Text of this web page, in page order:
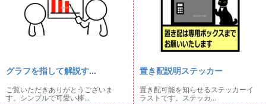
グラフを指して解説す...
ご覧いただきありがとうございま
す。シンプルで可愛い棒...
置き配説明ステッカー
置き配可能を知らせるステッカーイ
ラストです。ステッカ...